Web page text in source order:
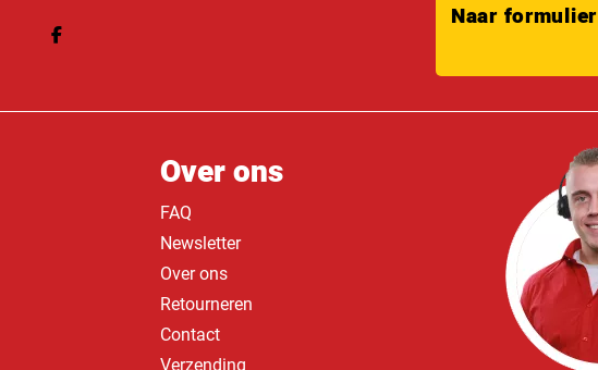
Naar formulier
Over ons
FAQ
Newsletter
Over ons
Retourneren
Contact
Verzending